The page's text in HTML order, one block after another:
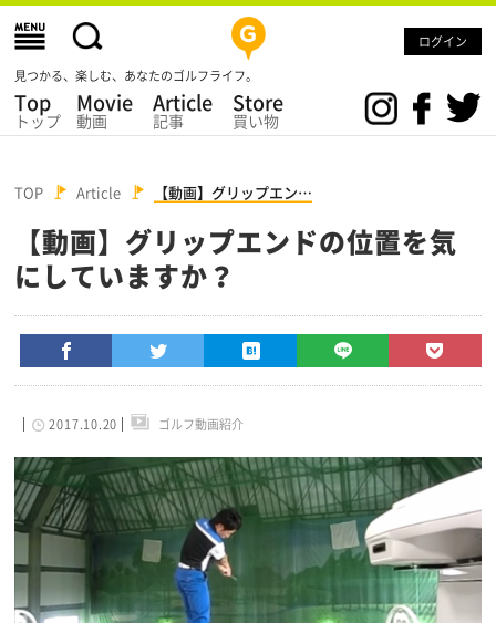
ログイン
見つかる、楽しむ、あなたのゴルフライフ。
Top
トップ
Movie
動画
Article
記事
Store
買い物
TOP Article 【動画】グリップエン…
【動画】グリップエンドの位置を気
にしていますか？
2017.10.20 ゴルフ動画紹介